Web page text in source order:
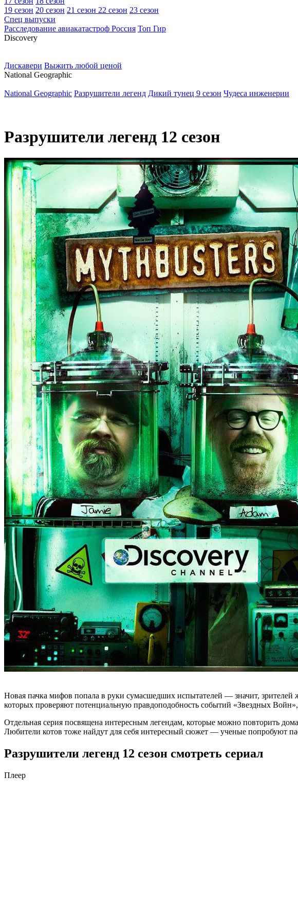
19 сезон 20 сезон 21 сезон 22 сезон 23 сезон
Спец выпуски
Расследование авиакатастроф Россия Топ Гир
Discovery
Дискавери Выжить любой ценой
National Geographic
National Geographic Разрушители легенд Дикий тунец 9 сезон Чудеса инженерии
Разрушители легенд 12 сезон
Новая пачка мифов попала в руки сумасшедших испытателей — значит,
которых проверяют потенциальную правдоподобность событий «Звездных
Отдельная серия посвящена интересным легендам, которые можно повторить
Любители котов тоже найдут для себя интересный сюжет — ученые попробуют
Разрушители легенд 12 сезон смотреть сериал
Плеер